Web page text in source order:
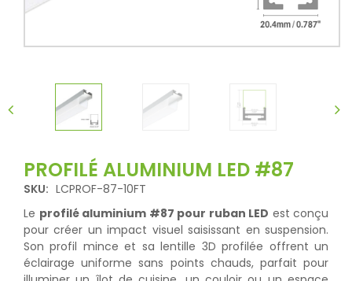
PROFILÉ ALUMINIUM LED #87
SKU: LCPROF-87-10FT
Le profilé aluminium #87 pour ruban LED est conçu
pour créer un impact visuel saisissant en suspension.
Son profil mince et sa lentille 3D profilée offrent un
éclairage uniforme sans points chauds, parfait pour